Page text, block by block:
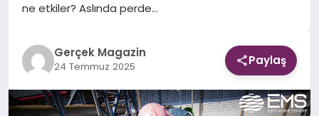
ne etkiler? Aslında perde…
Gerçek Magazin
24 Temmuz 2025 Paylaş